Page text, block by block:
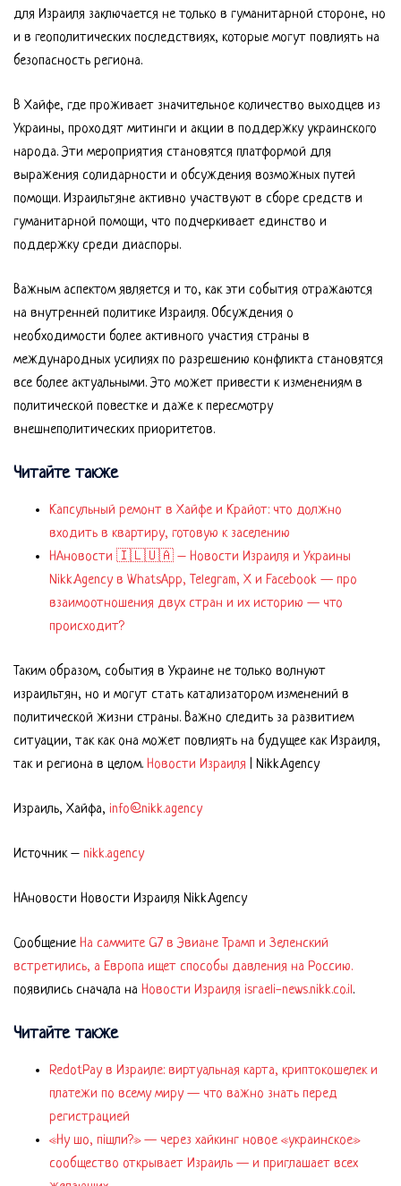
для Израиля заключается не только в гуманитарной стороне, но
и в геополитических последствиях, которые могут повлиять на
безопасность региона.
В Хайфе, где проживает значительное количество выходцев из
Украины, проходят митинги и акции в поддержку украинского
народа. Эти мероприятия становятся платформой для
выражения солидарности и обсуждения возможных путей
помощи. Израильтяне активно участвуют в сборе средств и
гуманитарной помощи, что подчеркивает единство и
поддержку среди диаспоры.
Важным аспектом является и то, как эти события отражаются
на внутренней политике Израиля. Обсуждения о
необходимости более активного участия страны в
международных усилиях по разрешению конфликта становятся
все более актуальными. Это может привести к изменениям в
политической повестке и даже к пересмотру
внешнеполитических приоритетов.
Читайте также
Капсульный ремонт в Хайфе и Крайот: что должно
входить в квартиру, готовую к заселению
НАновости 🇮🇱🇺🇦 – Новости Израиля и Украины
Nikk.Agency в WhatsApp, Telegram, X и Facebook — про
взаимоотношения двух стран и их историю — что
происходит?
Таким образом, события в Украине не только волнуют
израильтян, но и могут стать катализатором изменений в
политической жизни страны. Важно следить за развитием
ситуации, так как она может повлиять на будущее как Израиля,
так и региона в целом. Новости Израиля | Nikk.Agency
Израиль, Хайфа, info@nikk.agency
Источник – nikk.agency
НАновости Новости Израиля Nikk.Agency
СообщениеНа саммите G7 в Эвиане Трамп и Зеленский
встретились, а Европа ищет способы давления на Россию.
появились сначала на Новости Израиля israeli-news.nikk.co.il.
Читайте также
RedotPay в Израиле: виртуальная карта, криптокошелек и
платежи по всему миру — что важно знать перед
регистрацией
«Ну шо, пішли?» — через хайкинг новое «украинское»
сообщество открывает Израиль — и приглашает всех